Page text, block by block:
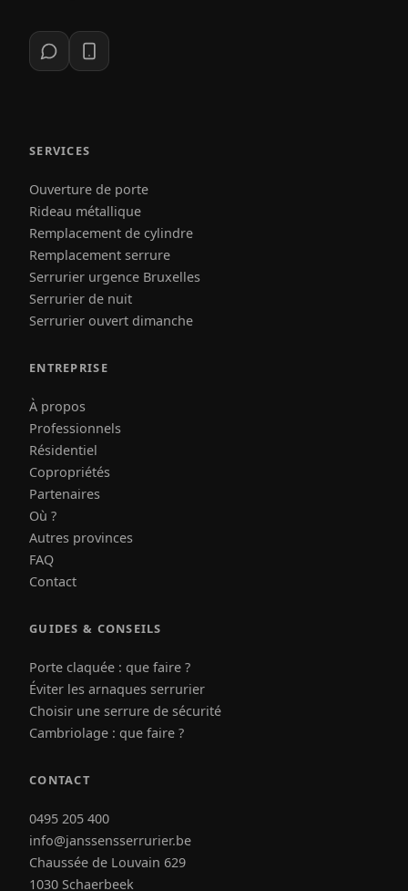
SERVICES
Ouverture de porte
Rideau métallique
Remplacement de cylindre
Remplacement serrure
Serrurier urgence Bruxelles
Serrurier de nuit
Serrurier ouvert dimanche
ENTREPRISE
À propos
Professionnels
Résidentiel
Copropriétés
Partenaires
Où ?
Autres provinces
FAQ
Contact
GUIDES & CONSEILS
Porte claquée : que faire ?
Éviter les arnaques serrurier
Choisir une serrure de sécurité
Cambriolage : que faire ?
CONTACT
0495 205 400
info@janssensserrurier.be
Chaussée de Louvain 629
1030 Schaerbeek